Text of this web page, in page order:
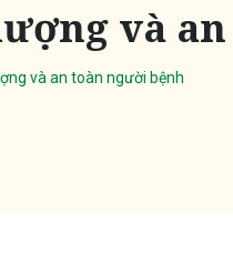
và
và an toàn người bệnh